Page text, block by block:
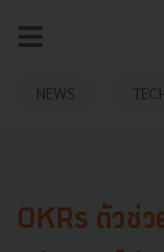
NEWS
OKRs ตัวช่ว